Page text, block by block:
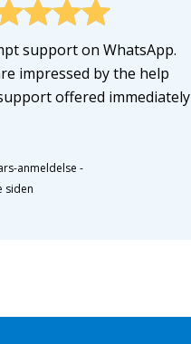
support on WhatsApp.
impressed by the help
offered immediately
anmeldelse -
siden